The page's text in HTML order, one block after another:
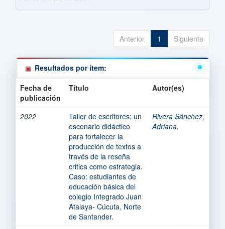
Anterior 1 Siguiente
Resultados por ítem:
Fecha de
publicación
Título Autor(es)
2022
Taller de escritores: un
escenario didáctico
para fortalecer la
producción de textos a
través de la reseña
critica como estrategia.
Caso: estudiantes de
educación básica del
colegio Integrado Juan
Atalaya- Cúcuta, Norte
de Santander.
Rivera Sánchez,
Adriana.